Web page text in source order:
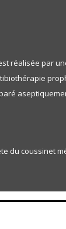
réalisée par
du coussinet